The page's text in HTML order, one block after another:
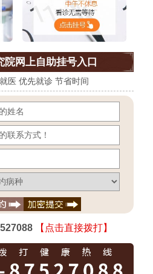
院网上自助挂号入口
医 优先就诊 节省时间
【点击直接拨打】